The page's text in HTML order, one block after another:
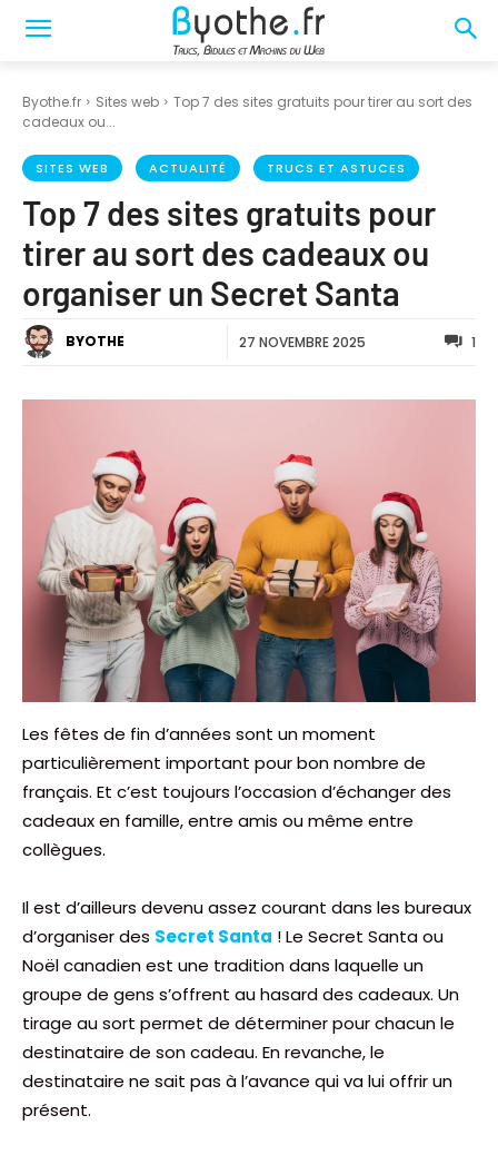
Byothe.fr Sites web
Top 7 des sites gratuits pour tirer au sort des
cadeaux ou...
SITES WEB ACTUALITÉ TRUCS ET ASTUCES
Top 7 des sites gratuits pour
tirer au sort des cadeaux ou
organiser un Secret Santa
BYOTHE 27 NOVEMBRE 2025 1
Les fêtes de fin d’années sont un moment
particulièrement important pour bon nombre de
français. Et c’est toujours l’occasion d’échanger des
cadeaux en famille, entre amis ou même entre
collègues.
Il est d’ailleurs devenu assez courant dans les bureaux
d’organiser des Secret Santa ! Le Secret Santa ou
Noël canadien est une tradition dans laquelle un
groupe de gens s’offrent au hasard des cadeaux. Un
tirage au sort permet de déterminer pour chacun le
destinataire de son cadeau. En revanche, le
destinataire ne sait pas à l’avance qui va lui offrir un
présent.